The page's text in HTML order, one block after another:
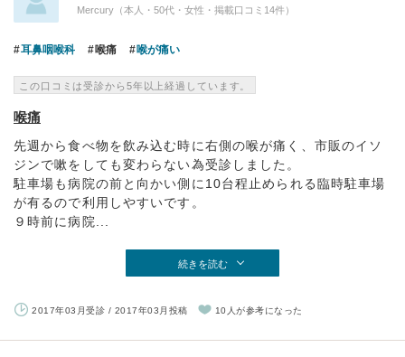
Mercury（本人・50代・女性・掲載口コミ14件）
耳鼻咽喉科 喉痛 喉が痛い
この口コミは受診から5年以上経過しています。
喉痛
先週から食べ物を飲み込む時に右側の喉が痛く、市販のイソ
ジンで嗽をしても変わらない為受診しました。
駐車場も病院の前と向かい側に10台程止められる臨時駐車場
が有るので利用しやすいです。
９時前に病院...
続きを読む
2017年03月受診 / 2017年03月投稿 10人が参考になった